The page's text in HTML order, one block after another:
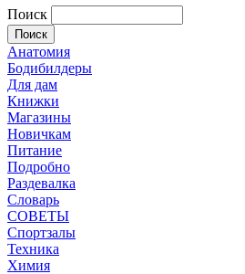
Поиск
Анатомия
Бодибилдеры
Для дам
Книжки
Магазины
Новичкам
Питание
Подробно
Раздевалка
Словарь
СОВЕТЫ
Спортзалы
Техника
Химия